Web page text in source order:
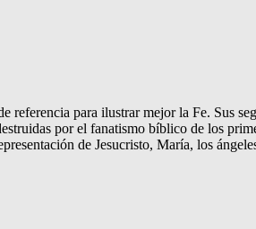
referencia para ilustrar mejor la Fe. Sus
por el fanatismo bíblico de los
de Jesucristo, María, los